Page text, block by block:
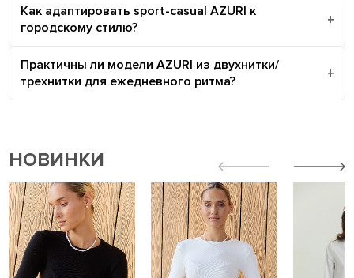
Как адаптировать sport-casual AZURI к
городскому стилю?
Практичны ли модели AZURI из двухнитки/
трехнитки для ежедневного ритма?
НОВИНКИ